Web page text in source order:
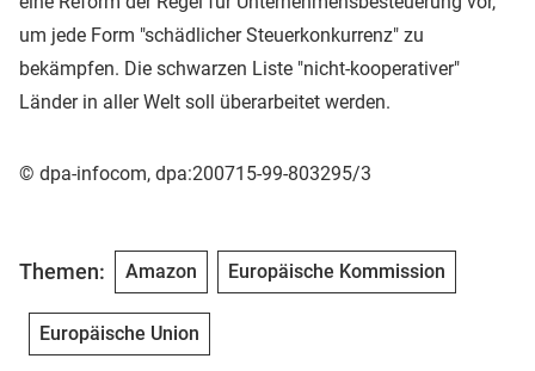
um jede Form "schädlicher Steuerkonkurrenz" zu
bekämpfen. Die schwarzen Liste "nicht-kooperativer"
Länder in aller Welt soll überarbeitet werden.
© dpa-infocom, dpa:200715-99-803295/3
Themen: Amazon Europäische Kommission
Europäische Union